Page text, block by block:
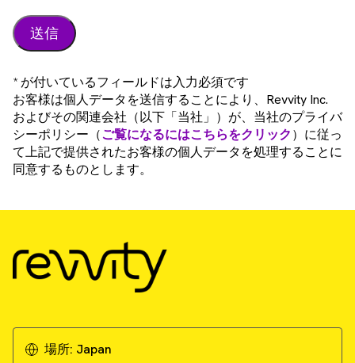
* が付いているフィールドは入力必須です
お客様は個人データを送信することにより、Revvity Inc.
およびその関連会社（以下「当社」）が、当社のプライバ
シーポリシー（ご覧になるにはこちらをクリック）に従っ
て上記で提供されたお客様の個人データを処理することに
同意するものとします。
場所: Japan